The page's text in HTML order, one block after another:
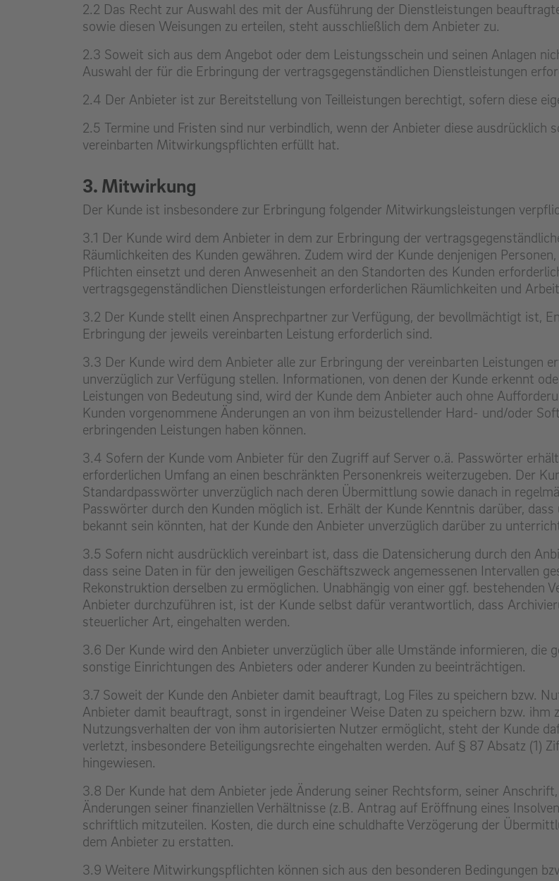
2.2 Das Recht zur Auswahl des mit der Ausführung der Dienstleistungen
sowie diesen Weisungen zu erteilen, steht ausschließlich dem Anbieter zu.
2.3 Soweit sich aus dem Angebot oder dem Leistungsschein und seinen Anlagen
Auswahl der für die Erbringung der vertragsgegenständlichen Dienstleistungen
2.4 Der Anbieter ist zur Bereitstellung von Teilleistungen berechtigt, sofern diese
2.5 Termine und Fristen sind nur verbindlich, wenn der Anbieter diese
vereinbarten Mitwirkungspflichten erfüllt hat.
3. Mitwirkung
Der Kunde ist insbesondere zur Erbringung folgender Mitwirkungsleistungen
3.1 Der Kunde wird dem Anbieter in dem zur Erbringung der
Räumlichkeiten des Kunden gewähren. Zudem wird der Kunde denjenigen
Pflichten einsetzt und deren Anwesenheit an den Standorten des Kunden
vertragsgegenständlichen Dienstleistungen erforderlichen Räumlichkeiten und
3.2 Der Kunde stellt einen Ansprechpartner zur Verfügung, der bevollmächtigt ist,
Erbringung der jeweils vereinbarten Leistung erforderlich sind.
3.3 Der Kunde wird dem Anbieter alle zur Erbringung der vereinbarten Leistungen
unverzüglich zur Verfügung stellen. Informationen, von denen der Kunde erkennt
Leistungen von Bedeutung sind, wird der Kunde dem Anbieter auch ohne
Kunden vorgenommene Änderungen an von ihm beizustellender Hard- und/oder
erbringenden Leistungen haben können.
3.4 Sofern der Kunde vom Anbieter für den Zugriff auf Server o.ä. Passwörter
erforderlichen Umfang an einen beschränkten Personenkreis weiterzugeben. Der
Standardpasswörter unverzüglich nach deren Übermittlung sowie danach in
Passwörter durch den Kunden möglich ist. Erhält der Kunde Kenntnis darüber,
bekannt sein könnten, hat der Kunde den Anbieter unverzüglich darüber zu
3.5 Sofern nicht ausdrücklich vereinbart ist, dass die Datensicherung durch den
dass seine Daten in für den jeweiligen Geschäftszweck angemessenen Intervallen
Rekonstruktion derselben zu ermöglichen. Unabhängig von einer ggf. bestehenden
Anbieter durchzuführen ist, ist der Kunde selbst dafür verantwortlich, dass
steuerlicher Art, eingehalten werden.
3.6 Der Kunde wird den Anbieter unverzüglich über alle Umstände informieren, die
sonstige Einrichtungen des Anbieters oder anderer Kunden zu beeinträchtigen.
3.7 Soweit der Kunde den Anbieter damit beauftragt, Log Files zu speichern bzw.
Anbieter damit beauftragt, sonst in irgendeiner Weise Daten zu speichern bzw. ihm
Nutzungsverhalten der von ihm autorisierten Nutzer ermöglicht, steht der Kunde
verletzt, insbesondere Beteiligungsrechte eingehalten werden. Auf § 87 Absatz (1)
hingewiesen.
3.8 Der Kunde hat dem Anbieter jede Änderung seiner Rechtsform, seiner
Änderungen seiner finanziellen Verhältnisse (z.B. Antrag auf Eröffnung eines
schriftlich mitzuteilen. Kosten, die durch eine schuldhafte Verzögerung der
dem Anbieter zu erstatten.
3.9 Weitere Mitwirkungspflichten können sich aus den besonderen Bedingungen